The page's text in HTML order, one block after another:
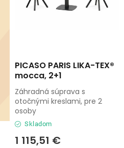
PICASO PARIS LIKA-TEX®
mocca, 2+1
Skladom
1 115,51 €
Záhradná súprava s
otočnými kreslami, pre 2
osoby